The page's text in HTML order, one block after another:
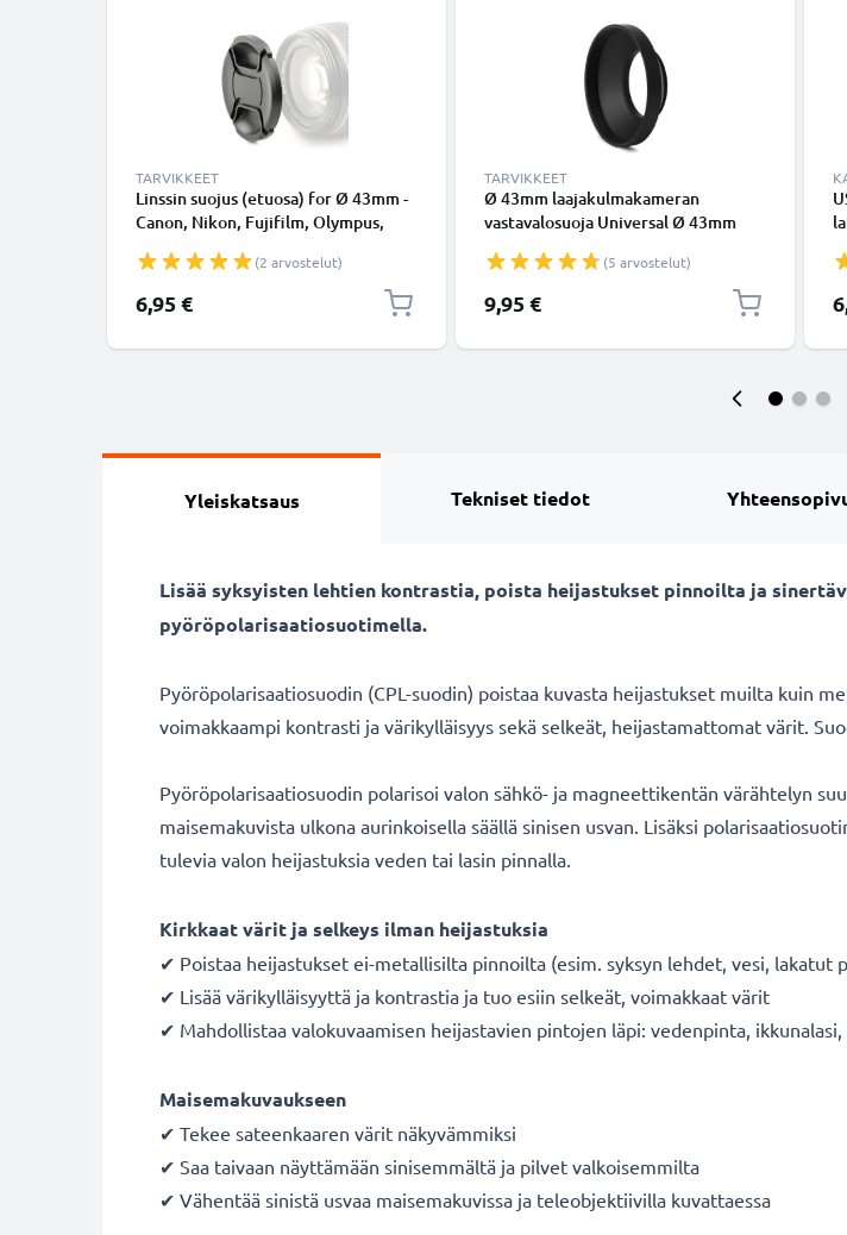
TARVIKKEET
Linssin suojus (etuosa) for Ø 43mm -
Canon, Nikon, Fujifilm, Olympus,
Inside handle / Central Pinch Suojus
Kansi
(2 arvostelut)
6,95 €
TARVIKKEET
Ø 43mm laajakulmakameran
vastavalosuoja Universal Ø 43mm
suodinkierteeseen kiinnitettävä
pyöreä vastavalosuoja tuotemerkiltä
CELLONIC
(5 arvostelut)
9,95 €
Yleiskatsaus Tekniset tiedot
Lisää syksyisten lehtien kontrastia, poista heijastukset pinnoilta ja
pyöröpolarisaatiosuotimella.
Pyöröpolarisaatiosuodin (CPL-suodin) poistaa kuvasta heijastukset muilta kuin
voimakkaampi kontrasti ja värikylläisyys sekä selkeät, heijastamattomat värit.
Pyöröpolarisaatiosuodin polarisoi valon sähkö- ja magneettikentän värähtelyn
maisemakuvista ulkona aurinkoisella säällä sinisen usvan. Lisäksi
tulevia valon heijastuksia veden tai lasin pinnalla.
Kirkkaat värit ja selkeys ilman heijastuksia
✔ Poistaa heijastukset ei-metallisilta pinnoilta (esim. syksyn lehdet, vesi, lakatut
✔ Lisää värikylläisyyttä ja kontrastia ja tuo esiin selkeät, voimakkaat värit
✔ Mahdollistaa valokuvaamisen heijastavien pintojen läpi: vedenpinta,
Maisemakuvaukseen
✔ Tekee sateenkaaren värit näkyvämmiksi
✔ Saa taivaan näyttämään sinisemmältä ja pilvet valkoisemmilta
✔ Vähentää sinistä usvaa maisemakuvissa ja teleobjektiivilla kuvattaessa